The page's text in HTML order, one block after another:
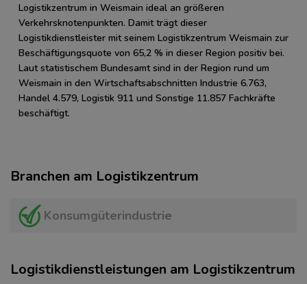
Logistikzentrum in Weismain ideal an größeren
Verkehrsknotenpunkten. Damit trägt dieser
Logistikdienstleister mit seinem Logistikzentrum Weismain zur
Beschäftigungsquote von 65,2 % in dieser Region positiv bei.
Laut statistischem Bundesamt sind in der Region rund um
Weismain in den Wirtschaftsabschnitten Industrie 6.763,
Handel 4.579, Logistik 911 und Sonstige 11.857 Fachkräfte
beschäftigt.
Branchen am Logistikzentrum
Konsumgüterindustrie
Logistikdienstleistungen am Logistikzentrum